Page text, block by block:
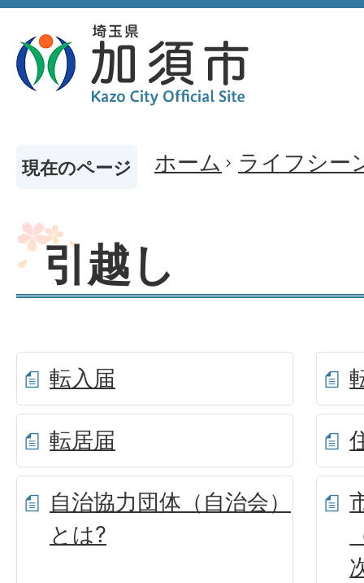
現在のページ ホーム ライフシー
引越し
転入届
転居届
自治協力団体（自治会）
とは?